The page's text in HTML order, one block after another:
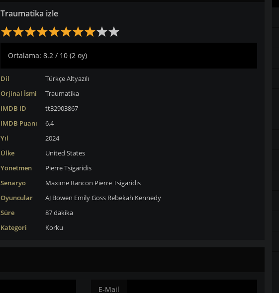
Traumatika izle
Ortalama: 8.2 / 10 (2 oy)
Dil
Türkçe Altyazılı
Orjinal İsmi
Traumatika
IMDB ID
tt32903867
IMDB Puanı
6.4
Yıl
2024
Ülke
United States
Yönetmen
Pierre Tsigaridis
Senaryo
Maxime Rancon Pierre Tsigaridis
Oyuncular
AJ Bowen Emily Goss Rebekah Kennedy
Süre
87 dakika
Kategori
Korku
E-Mail